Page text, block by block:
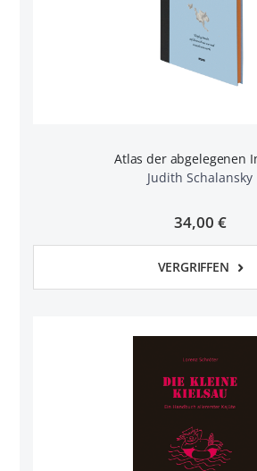
Atlas der abgelegenen
Judith Schalansky
34,00 €
VERGRIFFEN